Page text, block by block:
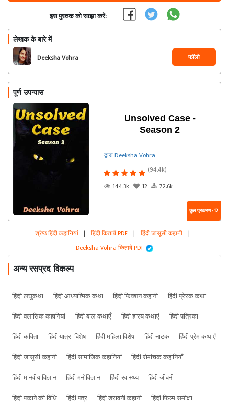
इस पुस्तक को साझा करें:
लेखक के बारे में
Deeksha Vohra फॉलो
पूर्ण उपन्यास
Unsolved Case -
Season 2
द्वारा Deeksha Vohra
(94.4k)
144.3k
12 72.6k
कुल प्रकरण : 12
श्रेष्ठ हिंदी कहानियां | हिंदी किताबें PDF | हिंदी जासूसी कहानी |
Deeksha Vohra किताबें PDF
अन्य रसप्रद विकल्प
हिंदी लघुकथा हिंदी आध्यात्मिक कथा हिंदी फिक्शन कहानी
हिंदी प्रेरक कथा
हिंदी क्लासिक कहानियां
हिंदी बाल कथाएँ हिंदी हास्य कथाएं
हिंदी पत्रिका
हिंदी कविता
हिंदी यात्रा विशेष हिंदी महिला विशेष हिंदी नाटक
हिंदी प्रेम कथाएँ
हिंदी जासूसी कहानी
हिंदी सामाजिक कहानियां
हिंदी रोमांचक कहानियाँ
हिंदी मानवीय विज्ञान
हिंदी मनोविज्ञान हिंदी स्वास्थ्य
हिंदी जीवनी
हिंदी पकाने की विधि
हिंदी पत्र हिंदी डरावनी कहानी
हिंदी फिल्म समीक्षा